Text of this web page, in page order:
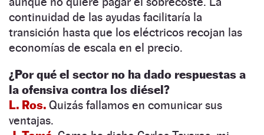
continuidad de las ayudas facilitaría la
transición hasta que los eléctricos recojan las
economías de escala en el precio.
¿Por qué el sector no ha dado respuestas a
la ofensiva contra los diésel?
L. Ros. Quizás fallamos en comunicar sus
ventajas.